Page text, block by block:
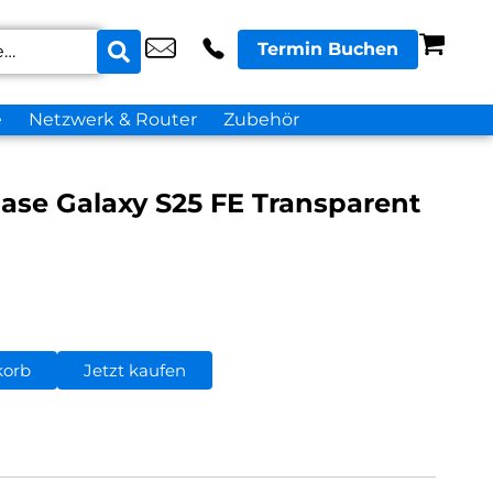
Termin Buchen
Netzwerk & Router Zubehör
Galaxy S25 FE Transparent
Jetzt kaufen